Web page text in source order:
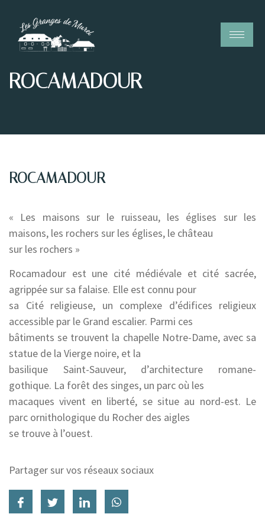
ROCAMADOUR
ROCAMADOUR
« Les maisons sur le ruisseau, les églises sur les
maisons, les rochers sur les églises, le château
sur les rochers »
Rocamadour est une cité médiévale et cité sacrée,
agrippée sur sa falaise. Elle est connu pour
sa Cité religieuse, un complexe d’édifices religieux
accessible par le Grand escalier. Parmi ces
bâtiments se trouvent la chapelle Notre-Dame, avec sa
statue de la Vierge noire, et la
basilique Saint-Sauveur, d’architecture romane-
gothique. La forêt des singes, un parc où les
macaques vivent en liberté, se situe au nord-est. Le
parc ornithologique du Rocher des aigles
se trouve à l’ouest.
Partager sur vos réseaux sociaux